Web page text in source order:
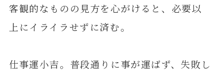
客観的なものの見方を心がけると、必要以
上にイライラせずに済む。
仕事運小吉。普段通りに事が運ばず、失敗し